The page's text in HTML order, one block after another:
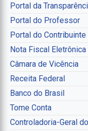
Portal da
Portal do Professor
Portal do Contribuinte
Nota Fiscal Eletrônica
Câmara de Vicência
Receita Federal
Banco do Brasil
Tome Conta
Controladoria-Geral